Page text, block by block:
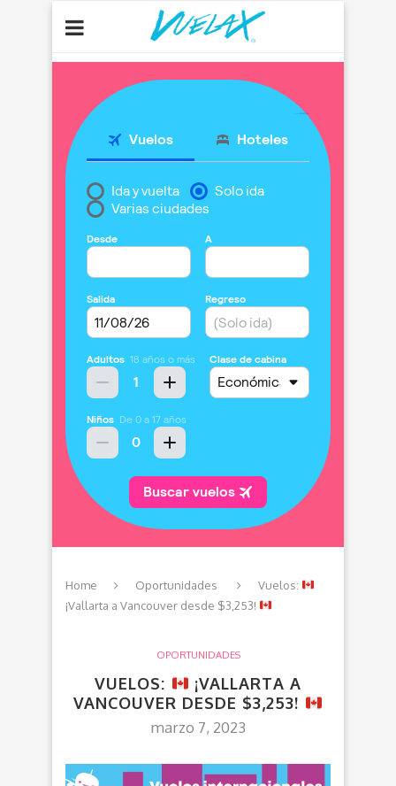
Home Oportunidades
Vuelos:
¡Vallarta a Vancouver desde $3,253!
OPORTUNIDADES
VUELOS:
¡VALLARTA A
VANCOUVER DESDE $3,253!
marzo 7, 2023